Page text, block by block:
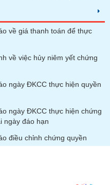
về giá thanh toán để thực
về việc hủy niêm yết chứng
ngày ĐKCC thực hiện quyền
ngày ĐKCC thực hiện chứng
ngày đáo hạn
điều chỉnh chứng quyền